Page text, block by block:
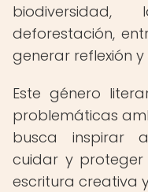
deforestación,
generar reflexión
Este género
problemáticas
busca inspirar
cuidar y
escritura creativa